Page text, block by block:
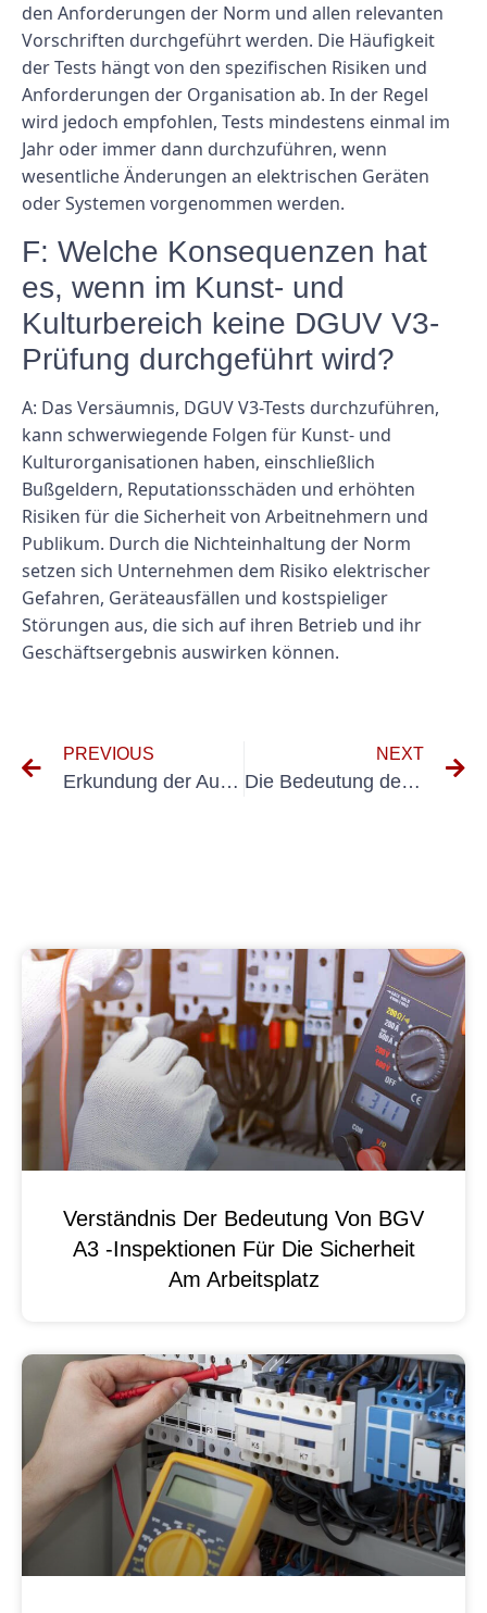
den Anforderungen der Norm und allen relevanten
Vorschriften durchgeführt werden. Die Häufigkeit
der Tests hängt von den spezifischen Risiken und
Anforderungen der Organisation ab. In der Regel
wird jedoch empfohlen, Tests mindestens einmal im
Jahr oder immer dann durchzuführen, wenn
wesentliche Änderungen an elektrischen Geräten
oder Systemen vorgenommen werden.
F: Welche Konsequenzen hat
es, wenn im Kunst- und
Kulturbereich keine DGUV V3-
Prüfung durchgeführt wird?
A: Das Versäumnis, DGUV V3-Tests durchzuführen,
kann schwerwiegende Folgen für Kunst- und
Kulturorganisationen haben, einschließlich
Bußgeldern, Reputationsschäden und erhöhten
Risiken für die Sicherheit von Arbeitnehmern und
Publikum. Durch die Nichteinhaltung der Norm
setzen sich Unternehmen dem Risiko elektrischer
Gefahren, Geräteausfällen und kostspieliger
Störungen aus, die sich auf ihren Betrieb und ihr
Geschäftsergebnis auswirken können.
PREVIOUS
Erkundung der Auswirkungen von E-Check auf Kunst und Kultur
NEXT
Die Bedeutung der Prüfung elektrischer Anlagen im Sportmanagement
Verständnis Der Bedeutung Von BGV
A3 -Inspektionen Für Die Sicherheit
Am Arbeitsplatz